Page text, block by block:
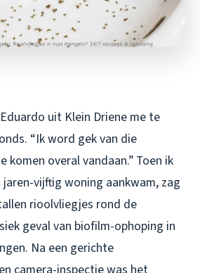
uit Klein Driene me te
“Ik word gek van die
komen overal vandaan.” Toen ik
vijftig woning aankwam, zag
rioolvliegjes rond de
geval van biofilm-ophoping in
Na een gerichte